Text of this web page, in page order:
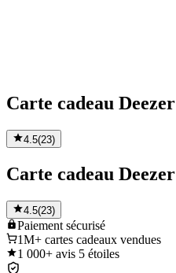
Carte cadeau Deezer
4.5(23)
Carte cadeau Deezer
4.5(23)
Paiement sécurisé
1M+ cartes cadeaux vendues
1 000+ avis 5 étoiles